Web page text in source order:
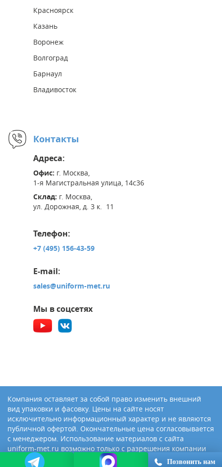
Красноярск
Казань
Воронеж
Волгоград
Барнаул
Владивосток
Контакты
Адреса:
Офис: г. Москва,
1-я Магистральная улица, 14с36
Склад: г. Москва,
ул. Дорожная, д. 3 к. 11
Телефон:
+7 (495) 156-43-59
E-mail:
sales@uniform-met.ru
Мы в соцсетях
Компания оставляет за собой право изменить внешний
вид упаковки и фасовку. Цены на сайте носят
исключительно информационный характер и не являются
публичной офертой. Окончательные цена согласовывается
с менеджером. Использование материалов с сайта
uniform-met.ru возможно только с разрешения компании
«Юниформ-Металл»
Позвонить нам